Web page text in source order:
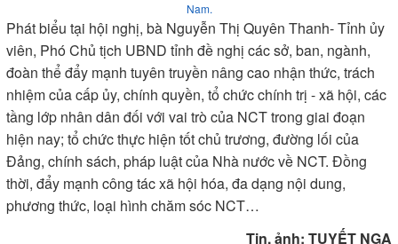
Nam.
Phát biểu tại hội nghị, bà Nguyễn Thị Quyên Thanh- Tỉnh ủy
viên, Phó Chủ tịch UBND tỉnh đề nghị các sở, ban, ngành,
đoàn thể đẩy mạnh tuyên truyền nâng cao nhận thức, trách
nhiệm của cấp ủy, chính quyền, tổ chức chính trị - xã hội, các
tầng lớp nhân dân đối với vai trò của NCT trong giai đoạn
hiện nay; tổ chức thực hiện tốt chủ trương, đường lối của
Đảng, chính sách, pháp luật của Nhà nước về NCT. Đồng
thời, đẩy mạnh công tác xã hội hóa, đa dạng nội dung,
phương thức, loại hình chăm sóc NCT…
Tin, ảnh: TUYẾT NGA